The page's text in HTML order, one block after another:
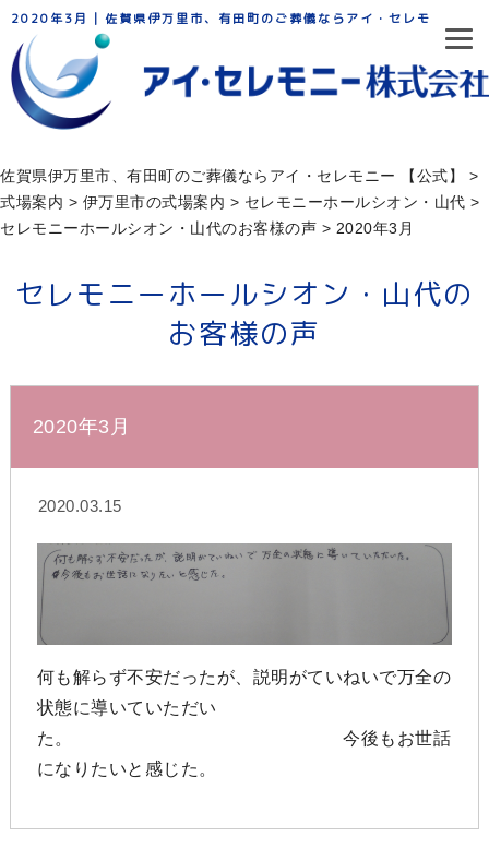
2020年3月 | 佐賀県伊万里市、有田町のご葬儀ならアイ・セレモニー
佐賀県伊万里市、有田町のご葬儀ならアイ・セレモニー 【公式】
>
式場案内 > 伊万里市の式場案内 > セレモニーホールシオン・山代 >
セレモニーホールシオン・山代のお客様の声 > 2020年3月
セレモニーホールシオン・山代の
お客様の声
2020年3月
2020.03.15
何も解らず不安だったが、説明がていねいで万全の
状態に導いていただい
た。 今後もお世話
になりたいと感じた。